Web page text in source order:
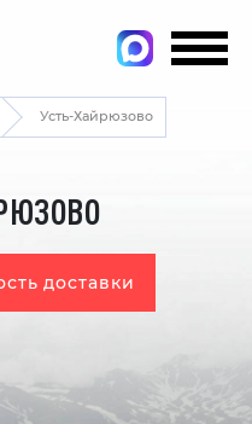
доставки
Усть-Хайрюзово